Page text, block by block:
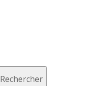
Rechercher